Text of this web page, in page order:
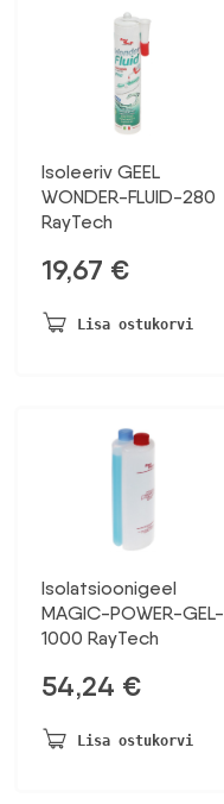
Isoleeriv GEEL
WONDER-FLUID-280
RayTech
19,67 €
Lisa ostukorvi
Isolatsioonigeel
MAGIC-POWER-GEL-
1000 RayTech
54,24 €
Lisa ostukorvi